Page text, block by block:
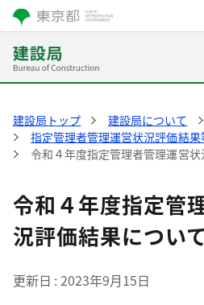
建設局トップ 建設局について
指定管理者管理運営状況評価結果
令和４年度指定管理者管理運営
令和４年度指定管
況評価結果について
更新日 2023年9月15日